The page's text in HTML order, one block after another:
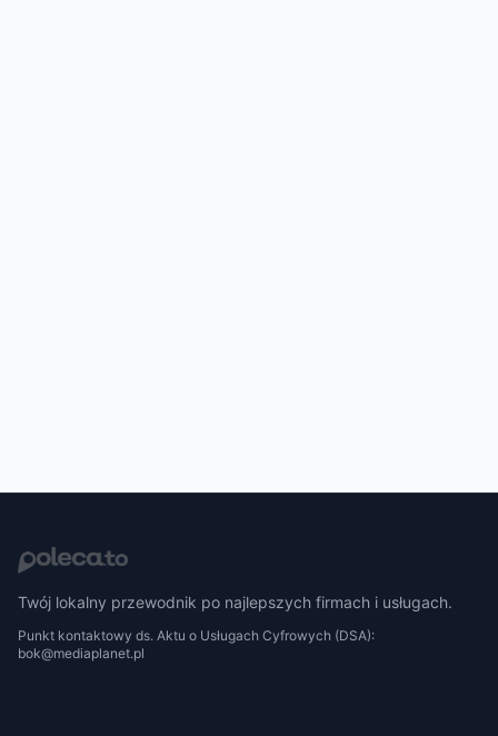
Twój lokalny przewodnik po najlepszych firmach i usługach.
Punkt kontaktowy ds. Aktu o Usługach Cyfrowych (DSA):
bok@mediaplanet.pl